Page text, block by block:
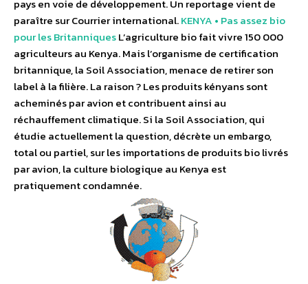
pays en voie de développement. Un reportage vient de
paraître sur Courrier international.KENYA • Pas assez bio
pour les BritanniquesL’agriculture bio fait vivre 150 000
agriculteurs au Kenya. Mais l’organisme de certification
britannique, la Soil Association, menace de retirer son
label à la filière. La raison ? Les produits kényans sont
acheminés par avion et contribuent ainsi au
réchauffement climatique. Si la Soil Association, qui
étudie actuellement la question, décrète un embargo,
total ou partiel, sur les importations de produits bio livrés
par avion, la culture biologique au Kenya est
pratiquement condamnée.